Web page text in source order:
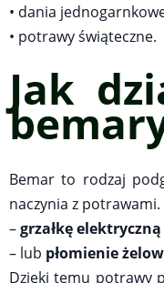
• dania
• potrawy świąteczne.
Jak
Bemar to rodzaj
naczynia z
–grzałkę elektryczną
– lub płomienie
Dzięki temu potrawy